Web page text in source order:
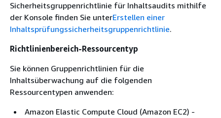
Sicherheitsgruppenrichtlinie für Inhaltsaudits mithilfe
der Konsole finden Sie unterErstellen einer
Inhaltsprüfungssicherheitsgruppenrichtlinie.
Richtlinienbereich-Ressourcentyp
Sie können Gruppenrichtlinien für die
Inhaltsüberwachung auf die folgenden
Ressourcentypen anwenden:
Amazon Elastic Compute Cloud (Amazon EC2) -